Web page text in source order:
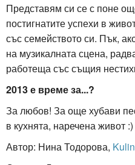
Представям си се с поне
постигнатите успехи в
със семейството си. Пък,
на музикалната сцена,
работеща със същия
2013 е време за...?
За любов! За още хубави
в кухнята, наречена живот :)
Автор: Нина Тодорова,